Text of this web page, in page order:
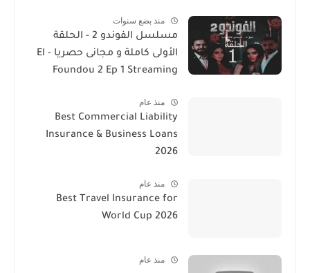
منذ بضع سنوات
مسلسل الفوندو 2 - الحلقة
الأولى كاملة و مجانى حصريا - El
Foundou 2 Ep 1 Streaming
منذ عام
Best Commercial Liability
Insurance & Business Loans
2026
منذ عام
Best Travel Insurance for
World Cup 2026
منذ عام